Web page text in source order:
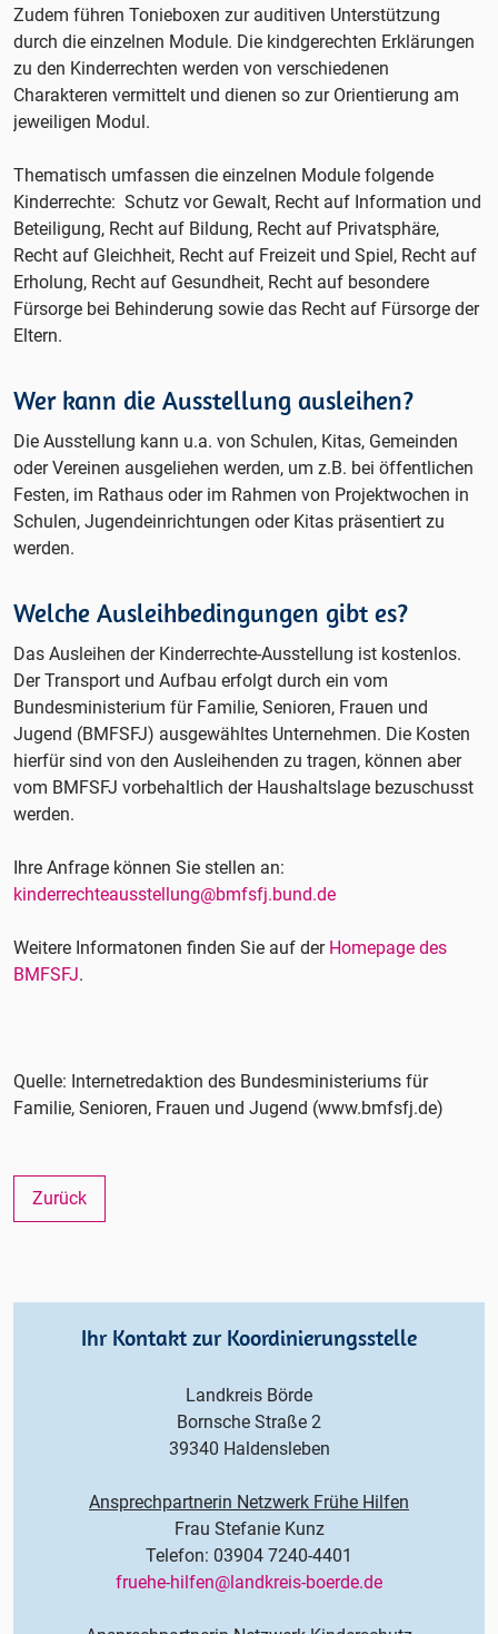
Zudem führen Tonieboxen zur auditiven Unterstützung
durch die einzelnen Module. Die kindgerechten Erklärungen
zu den Kinderrechten werden von verschiedenen
Charakteren vermittelt und dienen so zur Orientierung am
jeweiligen Modul.
Thematisch umfassen die einzelnen Module folgende
Kinderrechte: Schutz vor Gewalt, Recht auf Information und
Beteiligung, Recht auf Bildung, Recht auf Privatsphäre,
Recht auf Gleichheit, Recht auf Freizeit und Spiel, Recht auf
Erholung, Recht auf Gesundheit, Recht auf besondere
Fürsorge bei Behinderung sowie das Recht auf Fürsorge der
Eltern.
Wer kann die Ausstellung ausleihen?
Die Ausstellung kann u.a. von Schulen, Kitas, Gemeinden
oder Vereinen ausgeliehen werden, um z.B. bei öffentlichen
Festen, im Rathaus oder im Rahmen von Projektwochen in
Schulen, Jugendeinrichtungen oder Kitas präsentiert zu
werden.
Welche Ausleihbedingungen gibt es?
Das Ausleihen der Kinderrechte-Ausstellung ist kostenlos.
Der Transport und Aufbau erfolgt durch ein vom
Bundesministerium für Familie, Senioren, Frauen und
Jugend (BMFSFJ) ausgewähltes Unternehmen. Die Kosten
hierfür sind von den Ausleihenden zu tragen, können aber
vom BMFSFJ vorbehaltlich der Haushaltslage bezuschusst
werden.
Ihre Anfrage können Sie stellen an:
kinderrechteausstellung@bmfsfj.bund.de
Weitere Informatonen finden Sie auf der Homepage des
BMFSFJ.
Quelle: Internetredaktion des Bundesministeriums für
Familie, Senioren, Frauen und Jugend (www.bmfsfj.de)
Zurück
Ihr Kontakt zur Koordinierungsstelle
Landkreis Börde
Bornsche Straße 2
39340 Haldensleben
Ansprechpartnerin Netzwerk Frühe Hilfen
Frau Stefanie Kunz
Telefon: 03904 7240-4401
fruehe-hilfen@landkreis-boerde.de